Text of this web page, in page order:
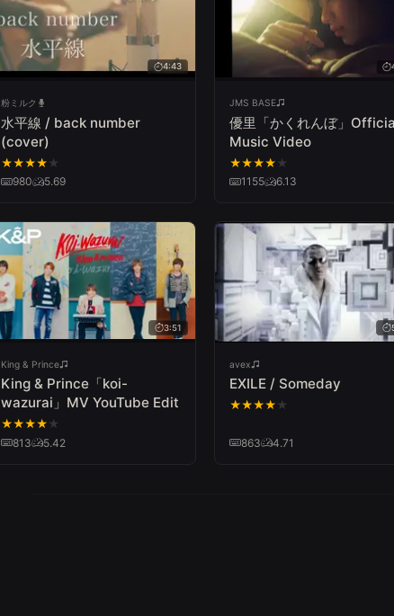
4:43
粉ミルク
水平線 / back number
(cover)
★★★★ ★
980
5.69
JMS BASE
優里「かくれんぼ」
Music Video
★★★★ ★
1155
6.13
3:51
King & Prince
King & Prince「koi-
wazurai」MV YouTube Edit
★★★★ ★
813
5.42
avex
EXILE / Someday
★★★★ ★
863 4.71